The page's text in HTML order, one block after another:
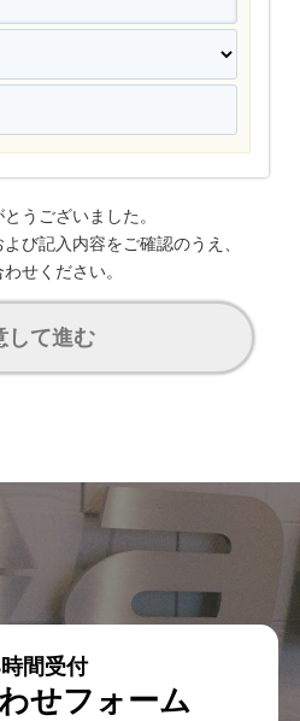
うございました。
よび記入内容をご確認のうえ、
せください。
して進む
間受付
せフォーム